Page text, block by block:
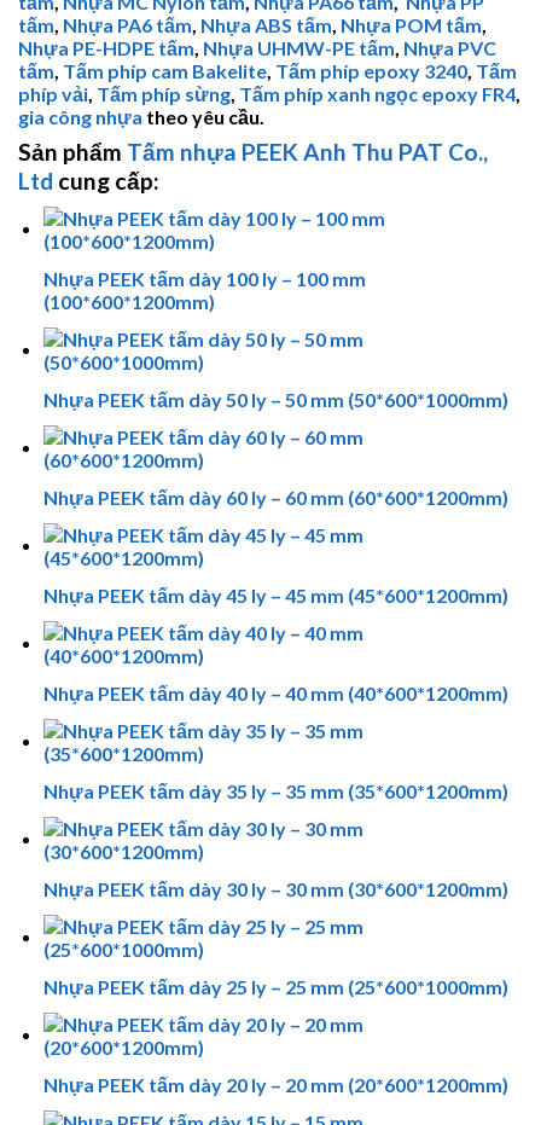
tấm, Nhựa PA6 tấm, Nhựa ABS tấm, Nhựa POM tấm,
Nhựa PE-HDPE tấm, Nhựa UHMW-PE tấm, Nhựa PVC
tấm, Tấm phíp cam Bakelite, Tấm phíp epoxy 3240, Tấm
phíp vải, Tấm phíp sừng, Tấm phíp xanh ngọc epoxy FR4,
gia công nhựa theo yêu cầu.
Sản phẩm Tấm nhựa PEEK Anh Thu PAT Co.,
Ltd cung cấp:
Nhựa PEEK tấm dày 100 ly – 100 mm
(100*600*1200mm)
Nhựa PEEK tấm dày 50 ly – 50 mm (50*600*1000mm)
Nhựa PEEK tấm dày 60 ly – 60 mm (60*600*1200mm)
Nhựa PEEK tấm dày 45 ly – 45 mm (45*600*1200mm)
Nhựa PEEK tấm dày 40 ly – 40 mm (40*600*1200mm)
Nhựa PEEK tấm dày 35 ly – 35 mm (35*600*1200mm)
Nhựa PEEK tấm dày 30 ly – 30 mm (30*600*1200mm)
Nhựa PEEK tấm dày 25 ly – 25 mm (25*600*1000mm)
Nhựa PEEK tấm dày 20 ly – 20 mm (20*600*1200mm)